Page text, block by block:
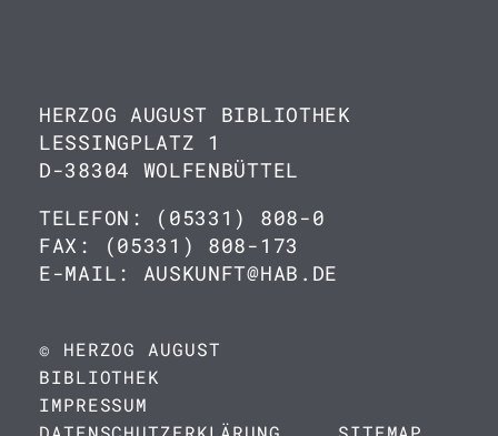
HERZOG AUGUST BIBLIOTHEK
LESSINGPLATZ 1
D-38304 WOLFENBÜTTEL
TELEFON: (05331) 808-0
FAX: (05331) 808-173
E-MAIL: AUSKUNFT@HAB.DE
© HERZOG AUGUST
BIBLIOTHEK
IMPRESSUM